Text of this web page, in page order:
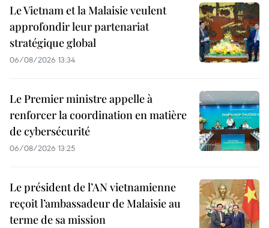
Le Vietnam et la Malaisie veulent
approfondir leur partenariat
stratégique global
06/08/2026 13:34
Le Premier ministre appelle à
renforcer la coordination en matière
de cybersécurité
06/08/2026 13:25
Le président de l’AN vietnamienne
reçoit l’ambassadeur de Malaisie au
terme de sa mission